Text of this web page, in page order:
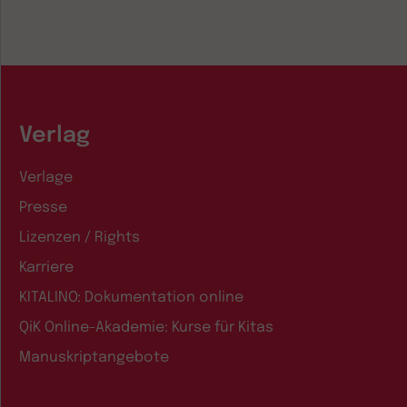
Verlag
Verlage
Presse
Lizenzen / Rights
Karriere
KITALINO: Dokumentation online
QiK Online-Akademie: Kurse für Kitas
Manuskriptangebote